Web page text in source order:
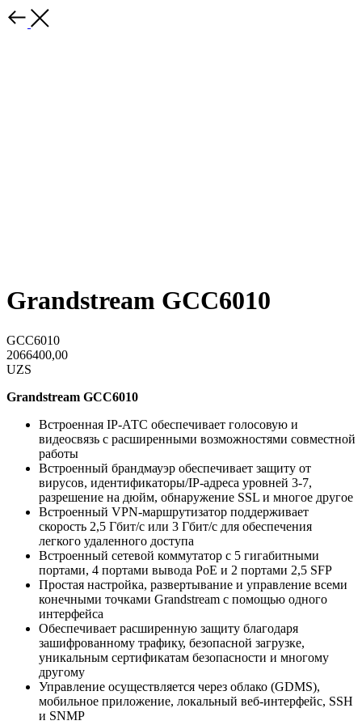
Grandstream GCC6010
GCC6010
2066400,00
UZS
Grandstream GCC6010
Встроенная IP-АТС обеспечивает голосовую и
видеосвязь с расширенными возможностями совместной
работы
Встроенный брандмауэр обеспечивает защиту от
вирусов, идентификаторы/IP-адреса уровней 3-7,
разрешение на дюйм, обнаружение SSL и многое другое
Встроенный VPN-маршрутизатор поддерживает
скорость 2,5 Гбит/с или 3 Гбит/с для обеспечения
легкого удаленного доступа
Встроенный сетевой коммутатор с 5 гигабитными
портами, 4 портами вывода PoE и 2 портами 2,5 SFP
Простая настройка, развертывание и управление всеми
конечными точками Grandstream с помощью одного
интерфейса
Обеспечивает расширенную защиту благодаря
зашифрованному трафику, безопасной загрузке,
уникальным сертификатам безопасности и многому
другому
Управление осуществляется через облако (GDMS),
мобильное приложение, локальный веб-интерфейс, SSH
и SNMP